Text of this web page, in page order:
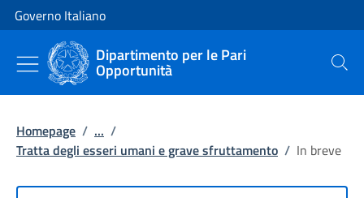
Vai al contenuto
Vai alla navigazione del sito
Governo Italiano
Dipartimento per le Pari
Opportunità Cerca
Homepage / ... /
Tratta degli esseri umani e grave sfruttamento / In breve